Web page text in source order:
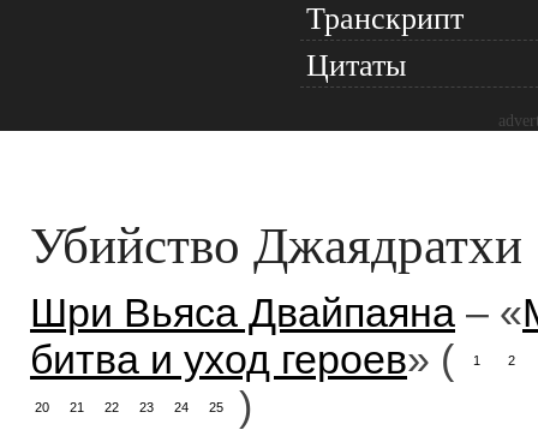
Транскрипт
Цитаты
Убийство Джаядратхи
Шри Вьяса Двайпаяна – «
битва и уход героев» ( 1 2
20 21 22 23 24 25
)